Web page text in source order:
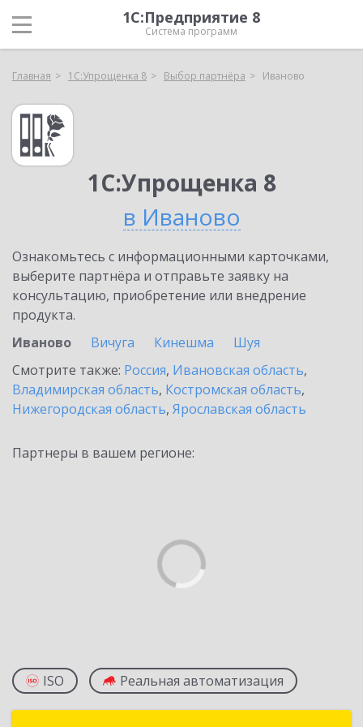
1С:Предприятие 8
Система программ
Главная 1С:Упрощенка 8 Выбор партнёра Иваново
1С:Упрощенка 8
в Иваново
Ознакомьтесь с информационными карточками,
выберите партнёра и отправьте заявку на
консультацию, приобретение или внедрение
продукта.
Иваново
Вичуга Кинешма
Шуя
Смотрите также: Россия, Ивановская область,
Владимирская область, Костромская область,
Нижегородская область, Ярославская область
Партнеры в вашем регионе:
ISO Реальная автоматизация